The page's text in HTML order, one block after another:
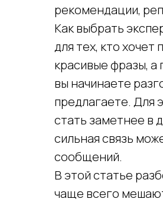
рекомендации,
Как выбрать
для тех, кто хочет
красивые фразы, а
вы начинаете
предлагаете. Для
стать заметнее в
сильная связь
сообщений.
В этой статье
чаще всего